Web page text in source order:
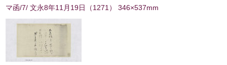
マ函/7/ 文永8年11月19日 （1271 ） 346×537mm